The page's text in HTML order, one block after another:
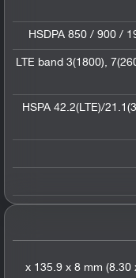
HSDPA 850 / 900 /
LTE band 3(1800),
HSPA 42.2(LTE)/
210.8 x 135.9 x 8 mm